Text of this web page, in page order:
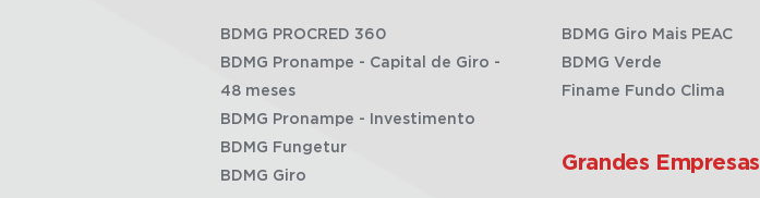
BDMG PROCRED 360
BDMG Pronampe - Capital de Giro -
48 meses
BDMG Pronampe - Investimento
BDMG Fungetur
BDMG Giro
BDMG Giro Mais PEAC
BDMG Verde
Finame Fundo Clima
Grandes Empresas